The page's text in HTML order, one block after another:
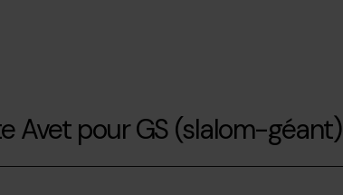
Avet pour GS (slalom-géant)